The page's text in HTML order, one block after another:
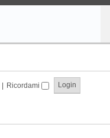
| Ricordami